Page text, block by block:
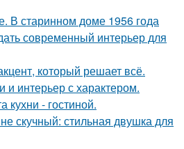
В старинном доме 1956 года
современный интерьер для
который решает всё.
и интерьер с характером.
кухни - гостиной.
скучный: стильная двушка для